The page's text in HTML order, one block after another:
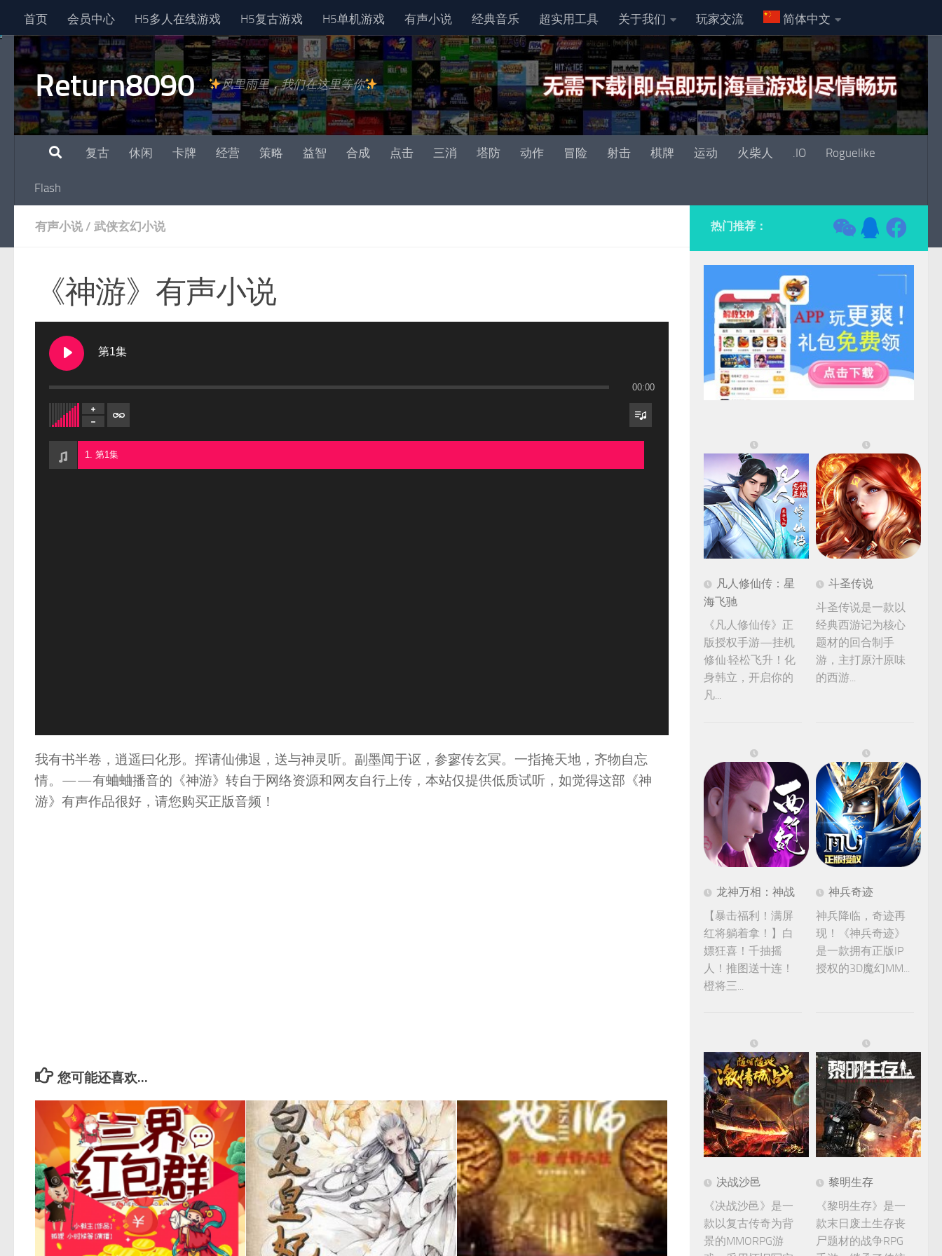
跳至内容
首页 会员中心 H5多人在线游戏 H5复古游戏 H5单机游戏 有声小说 经典音乐 超实用工具 关于我们 玩家交流 简体中文
Return8090 风里雨里，我们在这里等你
复古 休闲 卡牌 经营 策略 益智 合成 点击 三消 塔防 动作 冒险 射击 棋牌 运动 火柴人 .IO Roguelike
Flash
有声小说 / 武侠玄幻小说
《神游》有声小说
第1集
00:00
1. 第1集
我有书半卷，逍遥曰化形。挥请仙佛退，送与神灵听。副墨闻于讴，参寥传玄冥。一指掩天地，齐物自忘
情。——有蛐蛐播音的《神游》转自于网络资源和网友自行上传，本站仅提供低质试听，如觉得这部《神
游》有声作品很好，请您购买正版音频！
您可能还喜欢...
热门推荐：
凡人修仙传：星
海飞驰
《凡人修仙传》正
版授权手游—挂机
修仙·轻松飞升！化
身韩立，开启你的
凡...
斗圣传说
斗圣传说是一款以
经典西游记为核心
题材的回合制手
游，主打原汁原味
的西游...
龙神万相：神战
【暴击福利！满屏
红将躺着拿！】白
嫖狂喜！千抽摇
人！推图送十连！
橙将三...
神兵奇迹
神兵降临，奇迹再
现！《神兵奇迹》
是一款拥有正版IP
授权的3D魔幻MM...
决战沙邑
《决战沙邑》是一
款以复古传奇为背
景的MMORPG游
黎明生存
《黎明生存》是一
款末日废土生存丧
尸题材的战争RPG